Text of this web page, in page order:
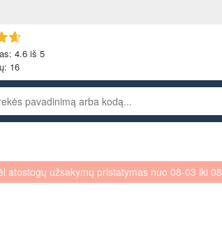
4.6 iš 5
16
atostogų užsakymų pristatymas nuo 08-03 iki